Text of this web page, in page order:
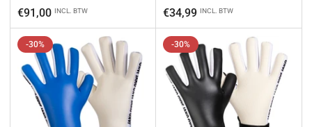
prijs
€91,00 INCL. BTW
prijs
€34,99 INCL. BTW
-30% -30%